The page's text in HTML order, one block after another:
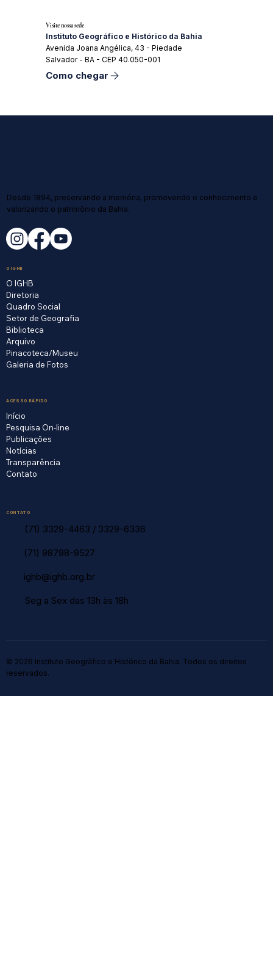
Visite nossa sede
Instituto Geográfico e Histórico da Bahia
Avenida Joana Angélica, 43 - Piedade
Salvador - BA - CEP 40.050-001
Como chegar
Desde 1894, preservando a memória, promovendo o conhecimento e
valorizando o patrimônio da Bahia.
O IGHB
O IGHB
Diretoria
Quadro Social
Setor de Geografia
Biblioteca
Arquivo
Pinacoteca/Museu
Galeria de Fotos
ACESSO RÁPIDO
Início
Pesquisa On-line
Publicações
Notícias
Transparência
Contato
CONTATO
(71) 3329-4463 / 3329-6336
(71) 98798-9527
ighb@ighb.org.br
Seg a Sex das 13h às 18h
© 2026 Instituto Geográfico e Histórico da Bahia. Todos os direitos
reservados.